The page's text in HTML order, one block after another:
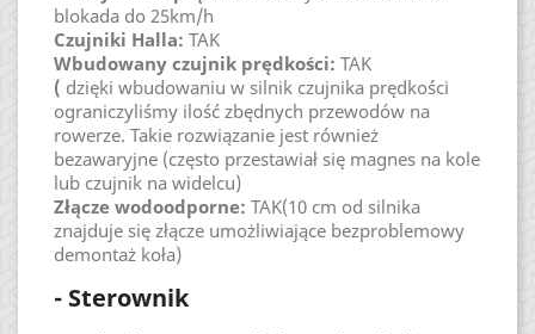
blokada do 25km/h
Czujniki Halla: TAK
Wbudowany czujnik prędkości: TAK
( dzięki wbudowaniu w silnik czujnika prędkości
ograniczyliśmy ilość zbędnych przewodów na
rowerze. Takie rozwiązanie jest również
bezawaryjne (często przestawiał się magnes na kole
lub czujnik na widelcu)
Złącze wodoodporne: TAK(10 cm od silnika
znajduje się złącze umożliwiające bezproblemowy
demontaż koła)
- Sterownik